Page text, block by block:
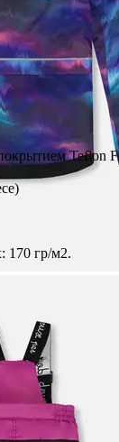
Teflon
170 гр/м2.